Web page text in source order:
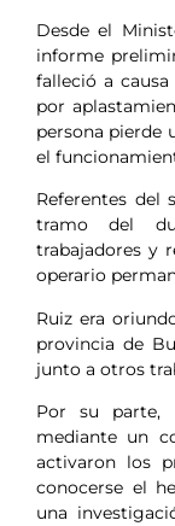
Desde el
informe
falleció a
por
persona pierde
el
Referentes del
tramo del
trabajadores y
operario
Ruiz era
provincia de
junto a otros
Por su parte,
mediante un
activaron los
conocerse el
una